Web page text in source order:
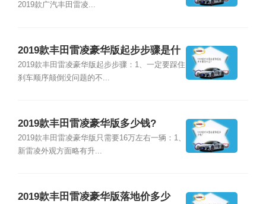
2019款广汽丰田雷凌...
2019款丰田雷凌豪华版起步步骤是什
么?
2019款丰田雷凌豪华版起步步骤：1、一定要踩住
刹车顺序颠倒没问题的不...
2019款丰田雷凌豪华版多少钱?
2019款丰田雷凌豪华版只需要16万左右一辆：1、
新雷凌外观方面略有升...
2019款丰田雷凌豪华版落地价多少